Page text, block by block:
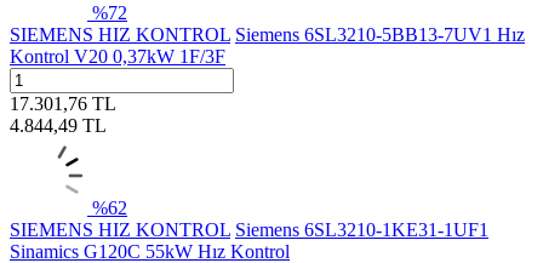
%72
SIEMENS HIZ KONTROL Siemens 6SL3210-5BB13-7UV1 Hız
Kontrol V20 0,37kW 1F/3F
17.301,76 TL
4.844,49 TL
%62
SIEMENS HIZ KONTROL Siemens 6SL3210-1KE31-1UF1
Sinamics G120C 55kW Hız Kontrol